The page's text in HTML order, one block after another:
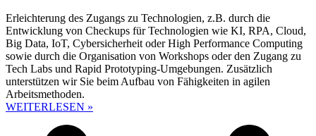
Erleichterung des Zugangs zu Technologien, z.B. durch die
Entwicklung von Checkups für Technologien wie KI, RPA, Cloud,
Big Data, IoT, Cybersicherheit oder High Performance Computing
sowie durch die Organisation von Workshops oder den Zugang zu
Tech Labs und Rapid Prototyping-Umgebungen. Zusätzlich
unterstützen wir Sie beim Aufbau von Fähigkeiten in agilen
Arbeitsmethoden.
WEITERLESEN »